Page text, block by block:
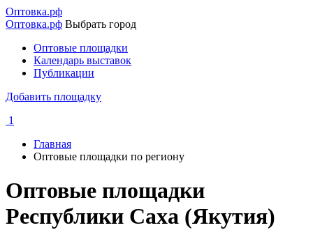
Перейти
к
содержанию
Оптовка.рф
Оптовка.рф Выбрать город
Основная
навигация
Оптовые площадки
Календарь выставок
Публикации
Добавить площадку
1
Строка
навигации
Главная
Оптовые площадки по региону
Оптовые площадки
Республики Саха (Якутия)